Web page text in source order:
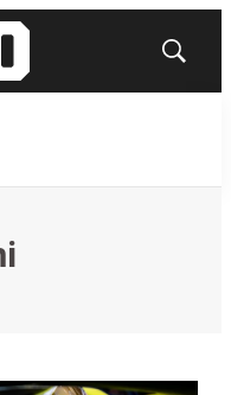
Mostrar